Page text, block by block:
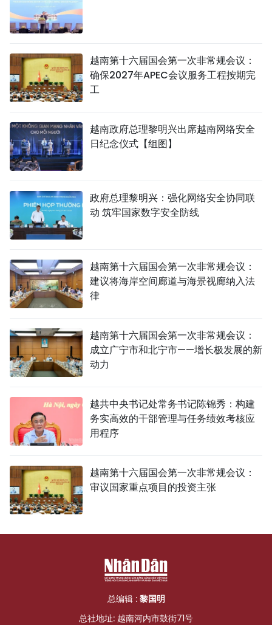
越南第十六届国会第一次非常规会议：
确保2027年APEC会议服务工程按期完
工
越南政府总理黎明兴出席越南网络安全
日纪念仪式【组图】
政府总理黎明兴：强化网络安全协同联
动 筑牢国家数字安全防线
越南第十六届国会第一次非常规会议：
建议将海岸空间廊道与海景视廊纳入法
律
越南第十六届国会第一次非常规会议：
成立广宁市和北宁市——增长极发展的新
动力
越共中央书记处常务书记陈锦秀：构建
务实高效的干部管理与任务绩效考核应
用程序
越南第十六届国会第一次非常规会议：
审议国家重点项目的投资主张
总编辑 : 黎国明
总社地址: 越南河内市鼓街71号